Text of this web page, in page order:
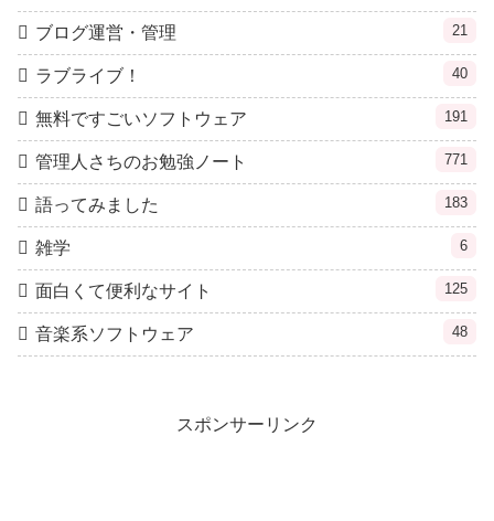
ブログ運営・管理 21
ラブライブ！ 40
無料ですごいソフトウェア 191
管理人さちのお勉強ノート 771
語ってみました 183
雑学 6
面白くて便利なサイト 125
音楽系ソフトウェア 48
スポンサーリンク